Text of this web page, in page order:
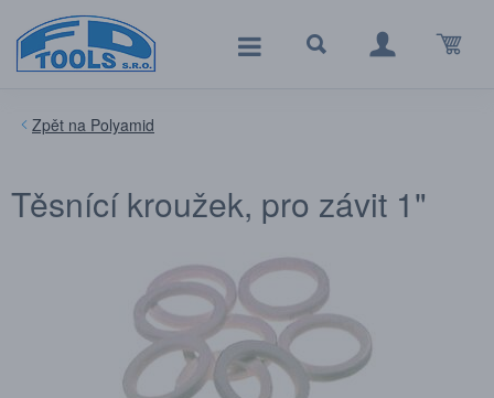
Polyamid
Těsnící kroužek, pro závit 1"